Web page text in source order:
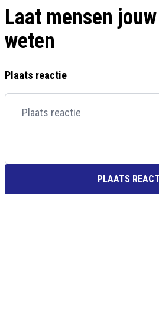
Laat mensen
weten
Plaats reactie
PLAATS